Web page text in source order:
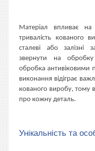
Матеріал впливає на
тривалість кованого
сталеві або залізні
звернути на обробку
обробка антивіковими
виконання відіграє
кованого виробу, тому
про кожну деталь.
Унікальність та